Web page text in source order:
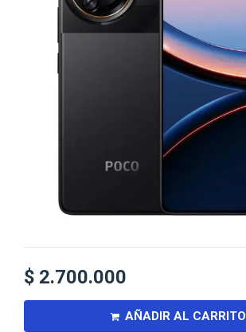
$ 2.700.000
AÑADIR AL CARRITO